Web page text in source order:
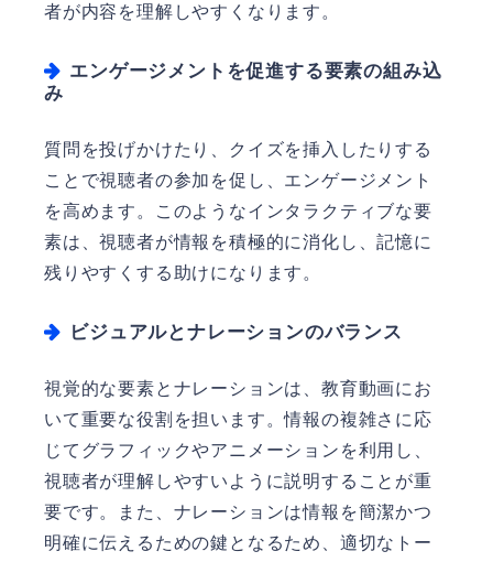
者が内容を理解しやすくなります。
エンゲージメントを促進する要素の組み込
み
質問を投げかけたり、クイズを挿入したりする
ことで視聴者の参加を促し、エンゲージメント
を高めます。このようなインタラクティブな要
素は、視聴者が情報を積極的に消化し、記憶に
残りやすくする助けになります。
ビジュアルとナレーションのバランス
視覚的な要素とナレーションは、教育動画にお
いて重要な役割を担います。情報の複雑さに応
じてグラフィックやアニメーションを利用し、
視聴者が理解しやすいように説明することが重
要です。また、ナレーションは情報を簡潔かつ
明確に伝えるための鍵となるため、適切なトー